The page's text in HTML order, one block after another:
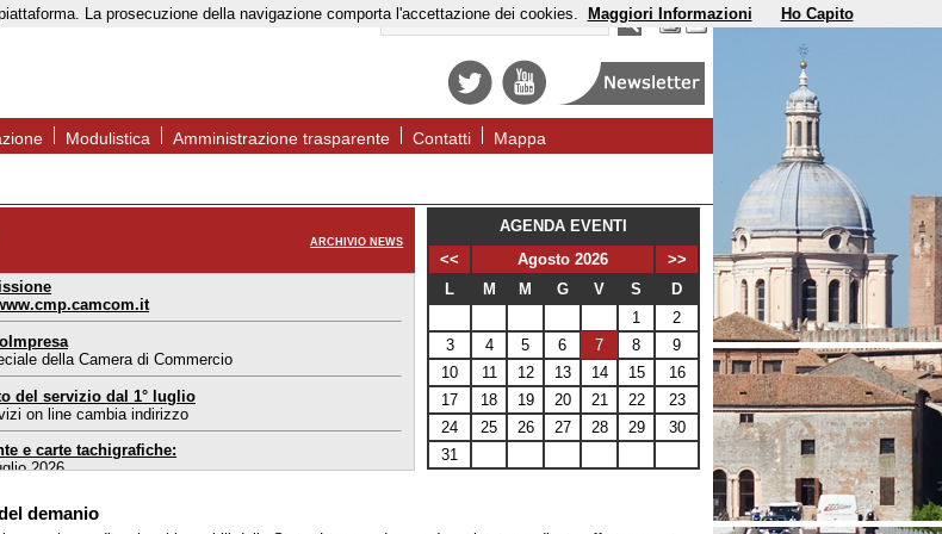
Modulistica Amministrazione trasparente Contatti Mappa
ARCHIVIO NEWS
della Camera di Commercio
del servizio dal 1° luglio
on line cambia indirizzo
e carte tachigrafiche:
2026
nuove modalità di accesso
consentito solo su appuntamento
AGENDA EVENTI
<<
Agosto 2026
>>
L
M M G V S
D
1
2
3
4 5 6 7 8
9
10
11 12 13 14 15
16
17
18 19 20 21 22
23
24
25 26 27 28 29
30
31
demanio
La prosecuzione della navigazione comporta l'accettazione dei cookies. Maggiori Informazioni Ho Capito